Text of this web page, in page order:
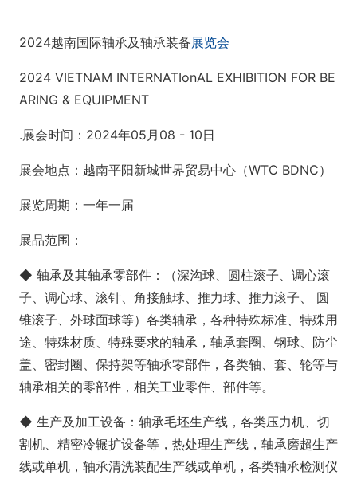
2024越南国际轴承及轴承装备展览会
2024 VIETNAM INTERNATIonAL EXHIBITION FOR BE
ARING & EQUIPMENT
.展会时间：2024年05月08 - 10日
展会地点：越南平阳新城世界贸易中心（WTC BDNC）
展览周期：一年一届
展品范围：
◆ 轴承及其轴承零部件：（深沟球、圆柱滚子、调心滚
子、调心球、滚针、角接触球、推力球、推力滚子、 圆
锥滚子、外球面球等）各类轴承，各种特殊标准、特殊用
途、特殊材质、特殊要求的轴承，轴承套圈、钢球、防尘
盖、密封圈、保持架等轴承零部件，各类轴、套、轮等与
轴承相关的零部件，相关工业零件、部件等。
◆ 生产及加工设备：轴承毛坯生产线，各类压力机、切
割机、精密冷辗扩设备等，热处理生产线，轴承磨超生产
线或单机，轴承清洗装配生产线或单机，各类轴承检测仪